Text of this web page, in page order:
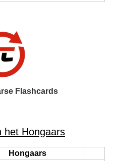
Flashcards
het Hongaars
Hongaars